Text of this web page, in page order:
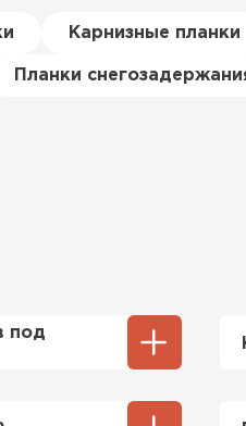
Карнизные планки
Планки
под